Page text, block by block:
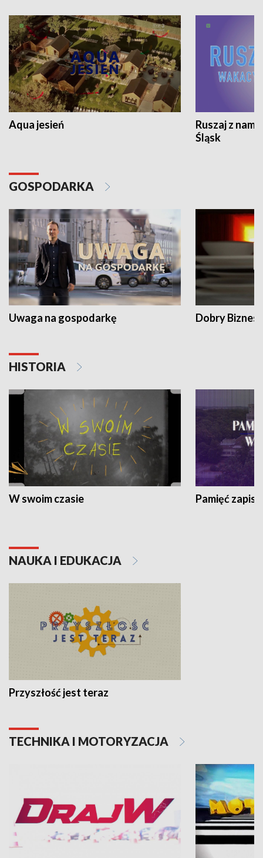
Aqua jesień
Ruszaj z
Śląsk
GOSPODARKA
Uwaga na gospodarkę Dobry Biznes
HISTORIA
W swoim czasie Pamięć
NAUKA I EDUKACJA
Przyszłość jest teraz
TECHNIKA I MOTORYZACJA